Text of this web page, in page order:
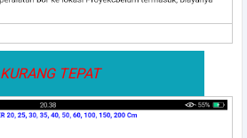
KURANG TEPAT